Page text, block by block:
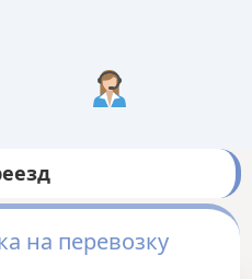
на перевозку